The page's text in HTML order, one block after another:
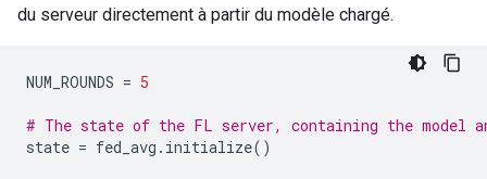
du serveur directement à partir du modèle chargé.
NUM_ROUNDS = 5
# The state of the FL server, containing the model
state = fed_avg . initialize()